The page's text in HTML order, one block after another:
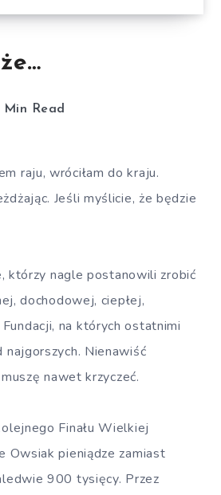
Min Read
raju, wróciłam do kraju.
Jeśli myślicie, że będzie
którzy nagle postanowili zrobić
dochodowej, ciepłej,
na których ostatnimi
Nienawiść
nawet krzyczeć.
Finału Wielkiej
Owsiak pieniądze zamiast
900 tysięcy. Przez